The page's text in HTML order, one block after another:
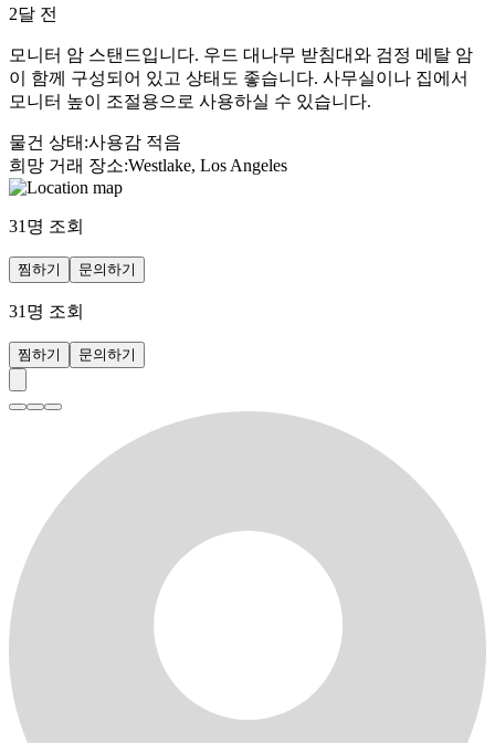
2달 전
모니터 암 스탠드입니다. 우드 대나무 받침대와 검정 메탈 암
이 함께 구성되어 있고 상태도 좋습니다. 사무실이나 집에서
모니터 높이 조절용으로 사용하실 수 있습니다.
물건 상태 :사용감 적음
희망 거래 장소:Westlake, Los Angeles
31 명 조회
찜하기 문의하기
31 명 조회
찜하기 문의하기